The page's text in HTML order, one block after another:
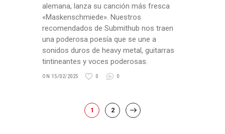
alemana, lanza su canción más fresca
«Maskenschmiede». Nuestros
recomendados de Submithub nos traen
una poderosa poesía que se une a
sonidos duros de heavy metal, guitarras
tintineantes y voces poderosas.
ON 15/02/2025 0 0
PAGINACIÓNPAGE
1 PAGE
2